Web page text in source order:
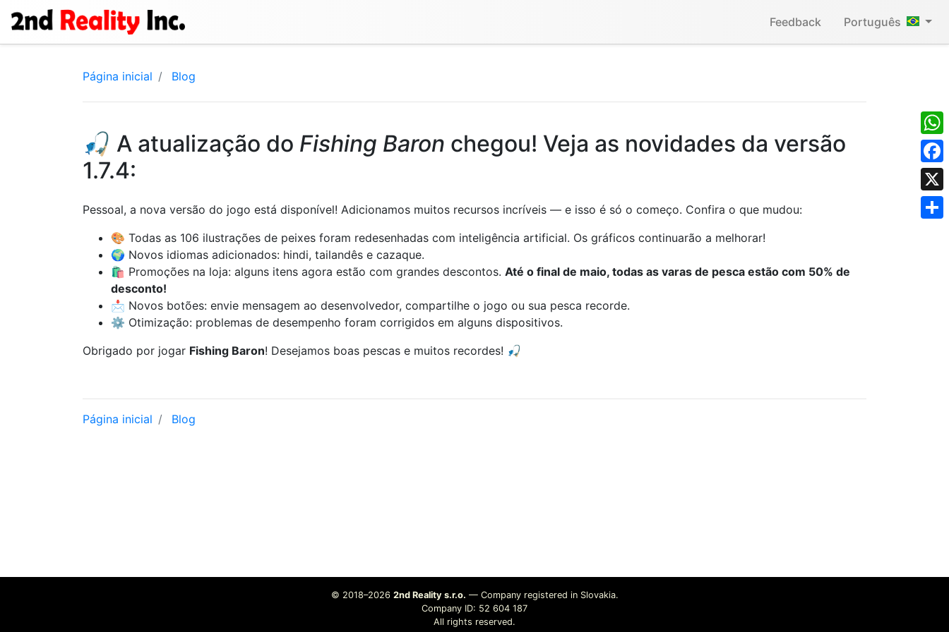
Feedback Português
X
Página inicial Blog
🎣 A atualização do Fishing Baron chegou! Veja as novidades da versão
1.7.4:
Pessoal, a nova versão do jogo está disponível! Adicionamos muitos recursos incríveis — e isso é só o começo. Confira o que mudou:
🎨 Todas as 106 ilustrações de peixes foram redesenhadas com inteligência artificial. Os gráficos continuarão a melhorar!
🌍 Novos idiomas adicionados: hindi, tailandês e cazaque.
🛍️ Promoções na loja: alguns itens agora estão com grandes descontos. Até o final de maio, todas as varas de pesca estão com 50% de
desconto!
📩 Novos botões: envie mensagem ao desenvolvedor, compartilhe o jogo ou sua pesca recorde.
⚙️ Otimização: problemas de desempenho foram corrigidos em alguns dispositivos.
Obrigado por jogar Fishing Baron! Desejamos boas pescas e muitos recordes! 🎣
Página inicial Blog
© 2018–2026 2nd Reality s.r.o. — Company registered in Slovakia.
Company ID: 52 604 187
All rights reserved.